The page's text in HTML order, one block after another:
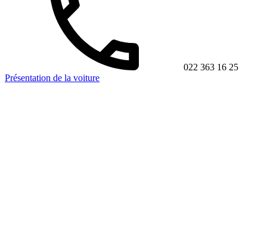
022 363 16 25
Présentation de la voiture